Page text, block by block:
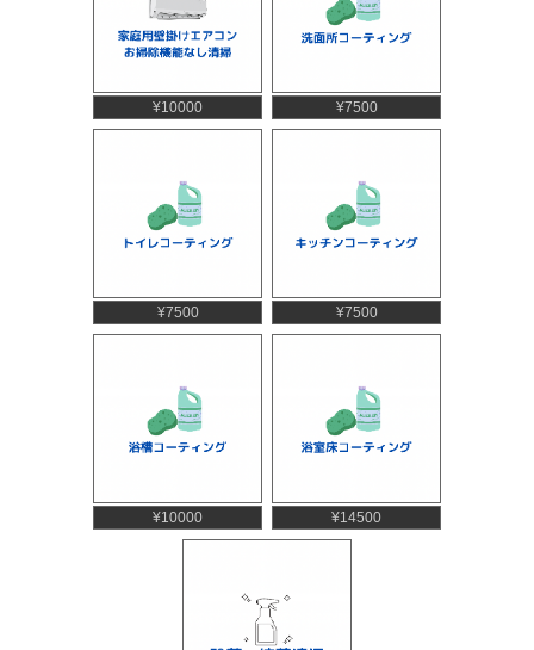
¥10000 ¥7500
¥7500 ¥7500
¥10000 ¥14500